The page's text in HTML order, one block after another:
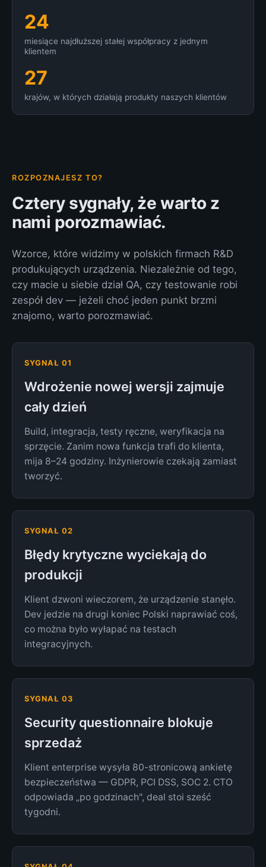
24
miesiące najdłuższej stałej współpracy z jednym
klientem
27
krajów, w których działają produkty naszych klientów
ROZPOZNAJESZ TO?
Cztery sygnały, że warto z
nami porozmawiać.
Wzorce, które widzimy w polskich firmach R&D
produkujących urządzenia. Niezależnie od tego,
czy macie u siebie dział QA, czy testowanie robi
zespół dev — jeżeli choć jeden punkt brzmi
znajomo, warto porozmawiać.
SYGNAŁ 01
Wdrożenie nowej wersji zajmuje
cały dzień
Build, integracja, testy ręczne, weryfikacja na
sprzęcie. Zanim nowa funkcja trafi do klienta,
mija 8–24 godziny. Inżynierowie czekają zamiast
tworzyć.
SYGNAŁ 02
Błędy krytyczne wyciekają do
produkcji
Klient dzwoni wieczorem, że urządzenie stanęło.
Dev jedzie na drugi koniec Polski naprawiać coś,
co można było wyłapać na testach
integracyjnych.
SYGNAŁ 03
Security questionnaire blokuje
sprzedaż
Klient enterprise wysyła 80-stronicową ankietę
bezpieczeństwa — GDPR, PCI DSS, SOC 2. CTO
odpowiada „po godzinach", deal stoi sześć
tygodni.